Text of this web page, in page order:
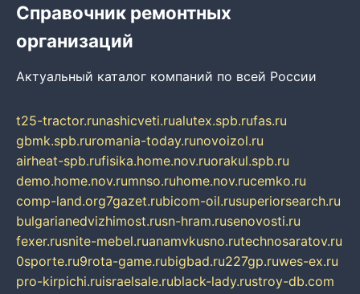
Справочник ремонтных
организаций
Актуальный каталог компаний по всей России
t25-tractor.runashicveti.rualutex.spb.rufas.ru
gbmk.spb.ruromania-today.runovoizol.ru
airheat-spb.rufisika.home.nov.ruorakul.spb.ru
demo.home.nov.rumnso.ruhome.nov.rucemko.ru
comp-land.org7gazet.rubicom-oil.rusuperiorsearch.ru
bulgarianedvizhimost.rusn-hram.rusenovosti.ru
fexer.rusnite-mebel.ruanamvkusno.rutechnosaratov.ru
0sporte.ru9rota-game.rubigbad.ru227gp.ruwes-ex.ru
pro-kirpichi.ruisraelsale.rublack-lady.rustroy-db.com